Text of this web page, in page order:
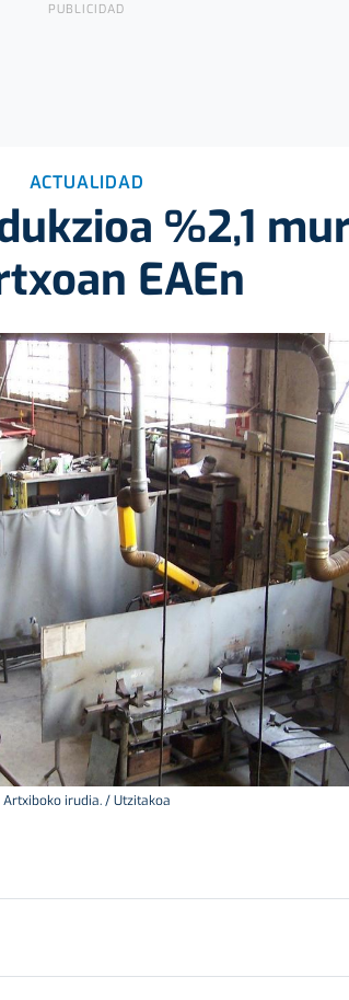
ACTUALIDAD
%2,1
EAEn
Artxiboko irudia. / Utzitakoa